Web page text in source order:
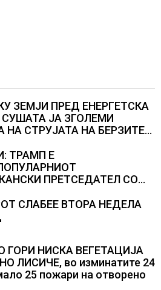
ЗЕМЈИ ПРЕД ЕНЕРГЕТСКА
СУШАТА ЈА ЗГОЛЕМИ
НА СТРУЈАТА НА БЕРЗИТЕ
ТРАМП Е
ПРЕТСЕДАТЕЛ СО
од последните анкети
СЛАБЕЕ ВТОРА НЕДЕЛА
ГОРИ НИСКА ВЕГЕТАЦИЈА
ЛИСИЧЕ, во изминатите 24
25 пожари на отворено